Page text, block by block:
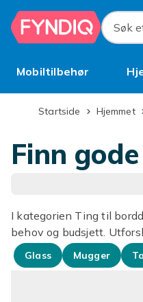
Hopp til
Søk
Mobiltilbehør
BruktStartside Hjemmet
Finn
I kategorien Ting til
behov og budsjett.
Glass Mugger